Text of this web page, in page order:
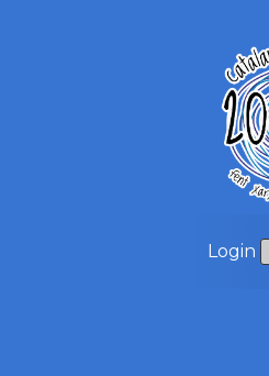
Login